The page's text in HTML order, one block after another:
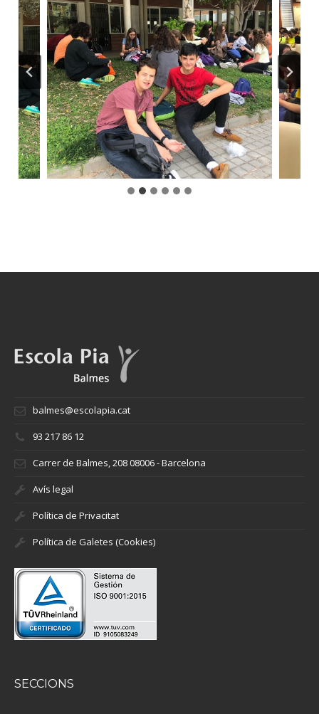
balmes@escolapia.cat
93 217 86 12
Carrer de Balmes, 208 08006 - Barcelona
Avís legal
Política de Privacitat
Política de Galetes (Cookies)
SECCIONS